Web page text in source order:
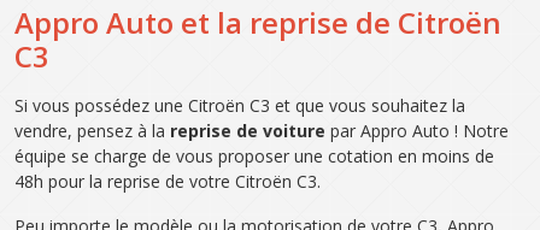
Appro Auto et la reprise de Citroën
C3
Si vous possédez une Citroën C3 et que vous souhaitez la
vendre, pensez à la reprise de voiture par Appro Auto ! Notre
équipe se charge de vous proposer une cotation en moins de
48h pour la reprise de votre Citroën C3.
Peu importe le modèle ou la motorisation de votre C3, Appro